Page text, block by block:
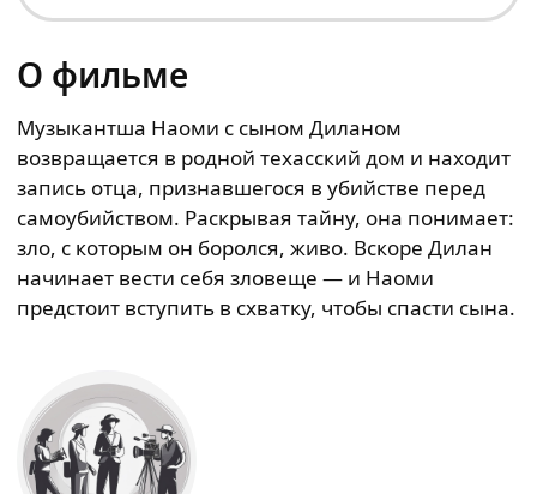
О фильме
Музыкантша Наоми с сыном Диланом
возвращается в родной техасский дом и находит
запись отца, признавшегося в убийстве перед
самоубийством. Раскрывая тайну, она понимает:
зло, с которым он боролся, живо. Вскоре Дилан
начинает вести себя зловеще — и Наоми
предстоит вступить в схватку, чтобы спасти сына.